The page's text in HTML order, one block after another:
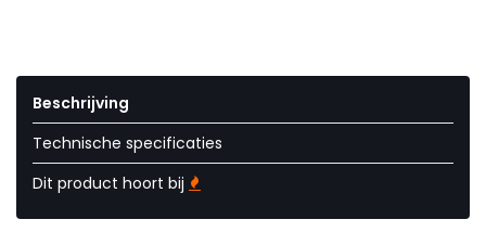
Beschrijving
Technische specificaties
Dit product hoort bij